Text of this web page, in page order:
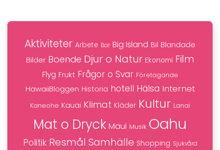
Aktiviteter Arbete Bar Big Island Bil Blandade
Bilder Boende Djur o Natur Ekonomi Film
Flyg Frukt Frågor o Svar Företagande
HawaiiBloggen Historia hotell Hälsa Internet
Kaneohe Kauai Klimat Kläder Kultur Lanai
Mat o Dryck Maui Musik Oahu
Politik Resmål Samhälle Shopping Sjukvård